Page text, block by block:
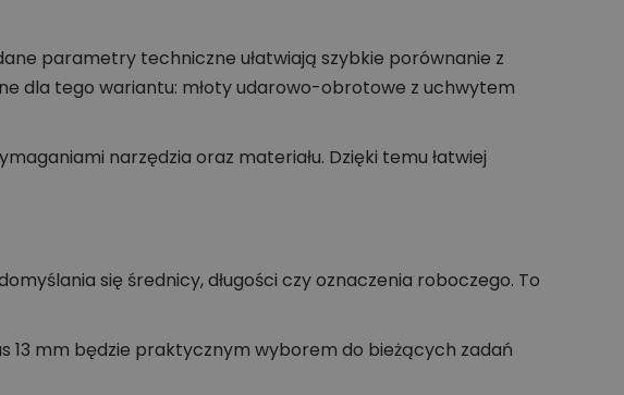
parametry techniczne ułatwiają szybkie porównanie z
dla tego wariantu: młoty udarowo-obrotowe z uchwytem
narzędzia oraz materiału. Dzięki temu łatwiej
się średnicy, długości czy oznaczenia roboczego. To
13 mm będzie praktycznym wyborem do bieżących zadań